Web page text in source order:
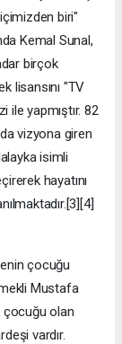
biri"
Kemal Sunal,
birçok
lisansını "TV
yapmıştır. 82
vizyona giren
isimli
hayatını
çocuğu
Mustafa
çocuğu olan
vardır.